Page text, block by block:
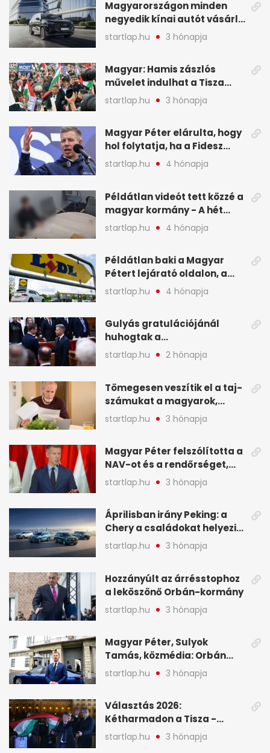
Magyarországon minden
negyedik kínai autót vásárló
a Chery mellett döntött (X)
startlap.hu 3 hónapja
Magyar: Hamis zászlós
művelet indulhat a Tisza
ellen a választás napján - A
hét legfontosabb eseményei
startlap.hu 3 hónapja
Magyar Péter elárulta, hogy
hol folytatja, ha a Fidesz
nyeri a választást - A hét
legfontosabb hírei
startlap.hu 4 hónapja
Példátlan videót tett közzé a
magyar kormány - A hét
legfontosabb hírei
képekben
startlap.hu 4 hónapja
Példátlan baki a Magyar
Pétert lejárató oldalon, a
Lidlnek azonnal lépnie
kellett - A hét legfontosabb
startlap.hu 4 hónapja
Gulyás gratulációjánál
huhogtak a
leghangosabban, miután
Magyart miniszterelnökké
legfontosabb hírei
képekben
startlap.hu 2 hónapja
Tömegesen veszítik el a taj-
számukat a magyarok,
sokak ellen eljárást indít a
NAV - A hét hírei képekben
startlap.hu 3 hónapja
Magyar Péter felszólította a
NAV-ot és a rendőrséget,
tartóztassák le a NER-es
oligarchákat - A hét
startlap.hu 3 hónapja
Áprilisban irány Peking: a
Chery a családokat helyezi
globális mobilitási
programja középpontjába
startlap.hu 3 hónapja
Hozzányúlt az árrésstophoz
a leköszönő Orbán-kormány
startlap.hu 3 hónapja
Magyar Péter, Sulyok
Tamás, közmédia: Orbán
Viktor április 13. óta hallgat,
közben pörögnek az
startlap.hu 3 hónapja
Választás 2026:
Kétharmadon a Tisza -
mutatjuk, hogyan alakulnak
a mandátumok
startlap.hu 3 hónapja